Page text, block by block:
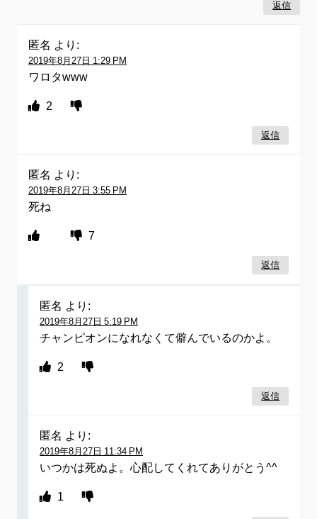
返信
匿名 より:
2019年8月27日 1:29 PM
ワロタwww
2
返信
匿名 より:
2019年8月27日 3:55 PM
死ね
7
返信
匿名 より:
2019年8月27日 5:19 PM
チャンピオンになれなくて僻んでいるのかよ。
2
返信
匿名 より:
2019年8月27日 11:34 PM
いつかは死ぬよ。心配してくれてありがとう^^
1